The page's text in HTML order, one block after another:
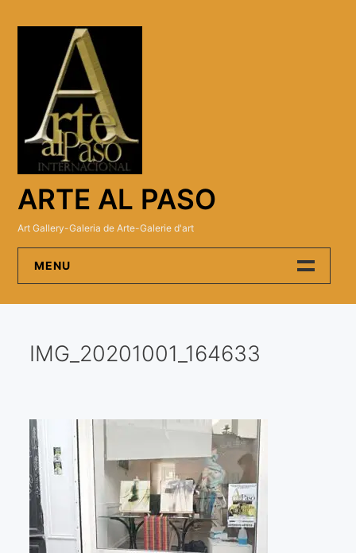
ARTE AL PASO
Art Gallery-Galeria de Arte-Galerie d'art
MENU
Artistas
Visitas a los ateliers o talleres de artistas
Presse
Qué dicen de nosotros?
Aviso legal
IMG_20201001_164633